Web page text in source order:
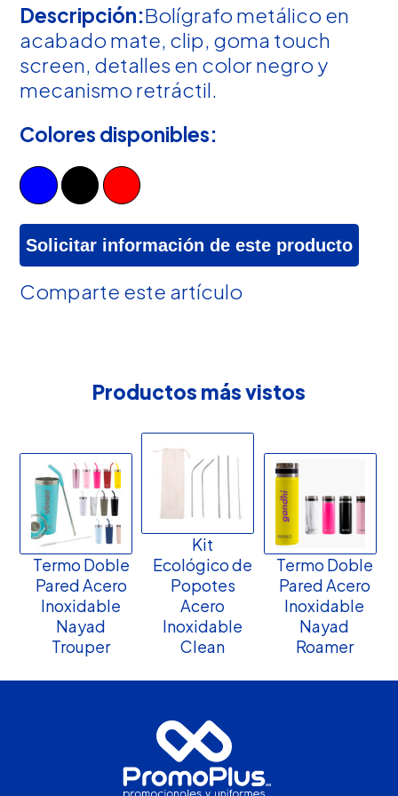
Descripción:Bolígrafo metálico en
acabado mate, clip, goma touch
screen, detalles en color negro y
mecanismo retráctil.
Colores disponibles:
Solicitar información de este producto
Comparte este artículo
Productos más vistos
Termo Doble
Pared Acero
Inoxidable
Nayad
Trouper
Kit
Ecológico de
Popotes
Acero
Inoxidable
Clean
Termo Doble
Pared Acero
Inoxidable
Nayad
Roamer